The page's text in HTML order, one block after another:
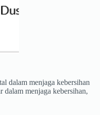
dalam menjaga kebersihan
dalam menjaga kebersihan,